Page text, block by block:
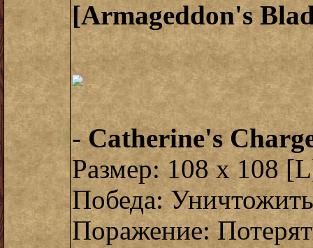
[Armageddon's
-Catherine's
Размер: 108 x 108
Победа: Уничтожить
Поражение: